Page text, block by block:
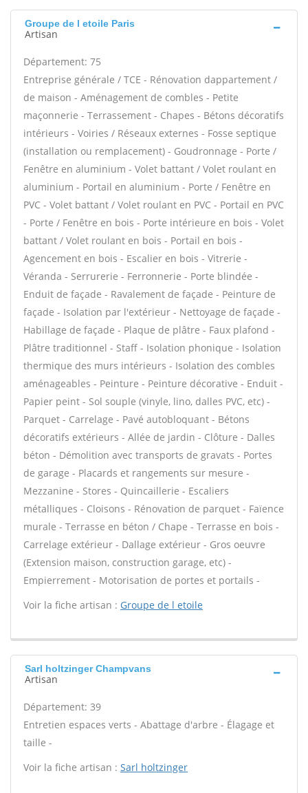
Groupe de l etoile Paris
Artisan
Département: 75
Entreprise générale / TCE - Rénovation dappartement /
de maison - Aménagement de combles - Petite
maçonnerie - Terrassement - Chapes - Bétons décoratifs
intérieurs - Voiries / Réseaux externes - Fosse septique
(installation ou remplacement) - Goudronnage - Porte /
Fenêtre en aluminium - Volet battant / Volet roulant en
aluminium - Portail en aluminium - Porte / Fenêtre en
PVC - Volet battant / Volet roulant en PVC - Portail en PVC
- Porte / Fenêtre en bois - Porte intérieure en bois - Volet
battant / Volet roulant en bois - Portail en bois -
Agencement en bois - Escalier en bois - Vitrerie -
Véranda - Serrurerie - Ferronnerie - Porte blindée -
Enduit de façade - Ravalement de façade - Peinture de
façade - Isolation par l'extérieur - Nettoyage de façade -
Habillage de façade - Plaque de plâtre - Faux plafond -
Plâtre traditionnel - Staff - Isolation phonique - Isolation
thermique des murs intérieurs - Isolation des combles
aménageables - Peinture - Peinture décorative - Enduit -
Papier peint - Sol souple (vinyle, lino, dalles PVC, etc) -
Parquet - Carrelage - Pavé autobloquant - Bétons
décoratifs extérieurs - Allée de jardin - Clôture - Dalles
béton - Démolition avec transports de gravats - Portes
de garage - Placards et rangements sur mesure -
Mezzanine - Stores - Quincaillerie - Escaliers
métalliques - Cloisons - Rénovation de parquet - Faïence
murale - Terrasse en béton / Chape - Terrasse en bois -
Carrelage extérieur - Dallage extérieur - Gros oeuvre
(Extension maison, construction garage, etc) -
Empierrement - Motorisation de portes et portails -
Voir la fiche artisan : Groupe de l etoile
Sarl holtzinger Champvans
Artisan
Département: 39
Entretien espaces verts - Abattage d'arbre - Élagage et
taille -
Voir la fiche artisan : Sarl holtzinger